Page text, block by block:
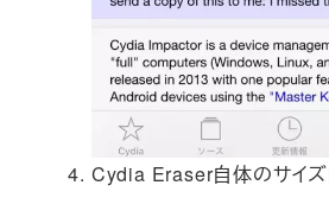
Cydia Eraser自体のサイ